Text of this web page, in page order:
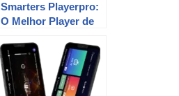
Smarters Playerpro:
O Melhor Player de